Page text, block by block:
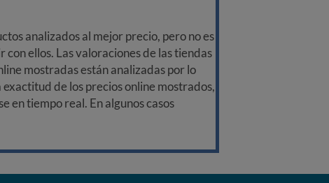
analizados al mejor precio, pero no es
ellos. Las valoraciones de las tiendas
mostradas están analizadas por lo
de los precios online mostrados,
en tiempo real. En algunos casos